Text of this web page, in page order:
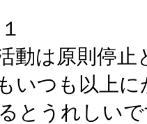
動は原則停止
いつも以上
とうれしい